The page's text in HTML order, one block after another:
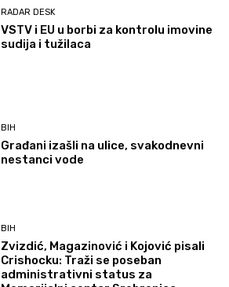
RADAR DESK
VSTV i EU u borbi za kontrolu imovine
sudija i tužilaca
BIH
Građani izašli na ulice, svakodnevni
nestanci vode
BIH
Zvizdić, Magazinović i Kojović pisali
Crishocku: Traži se poseban
administrativni status za